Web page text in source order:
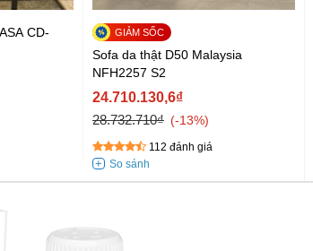
CD-
Sofa da thật D50 Malaysia
NFH2257 S2
24.710.130,6₫
28.732.710₫
-13%
112 đánh giá